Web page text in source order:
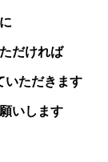
だければ
いただきます
いします